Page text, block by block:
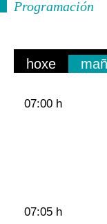
Programación
hoxe
07:00 h
07:05 h